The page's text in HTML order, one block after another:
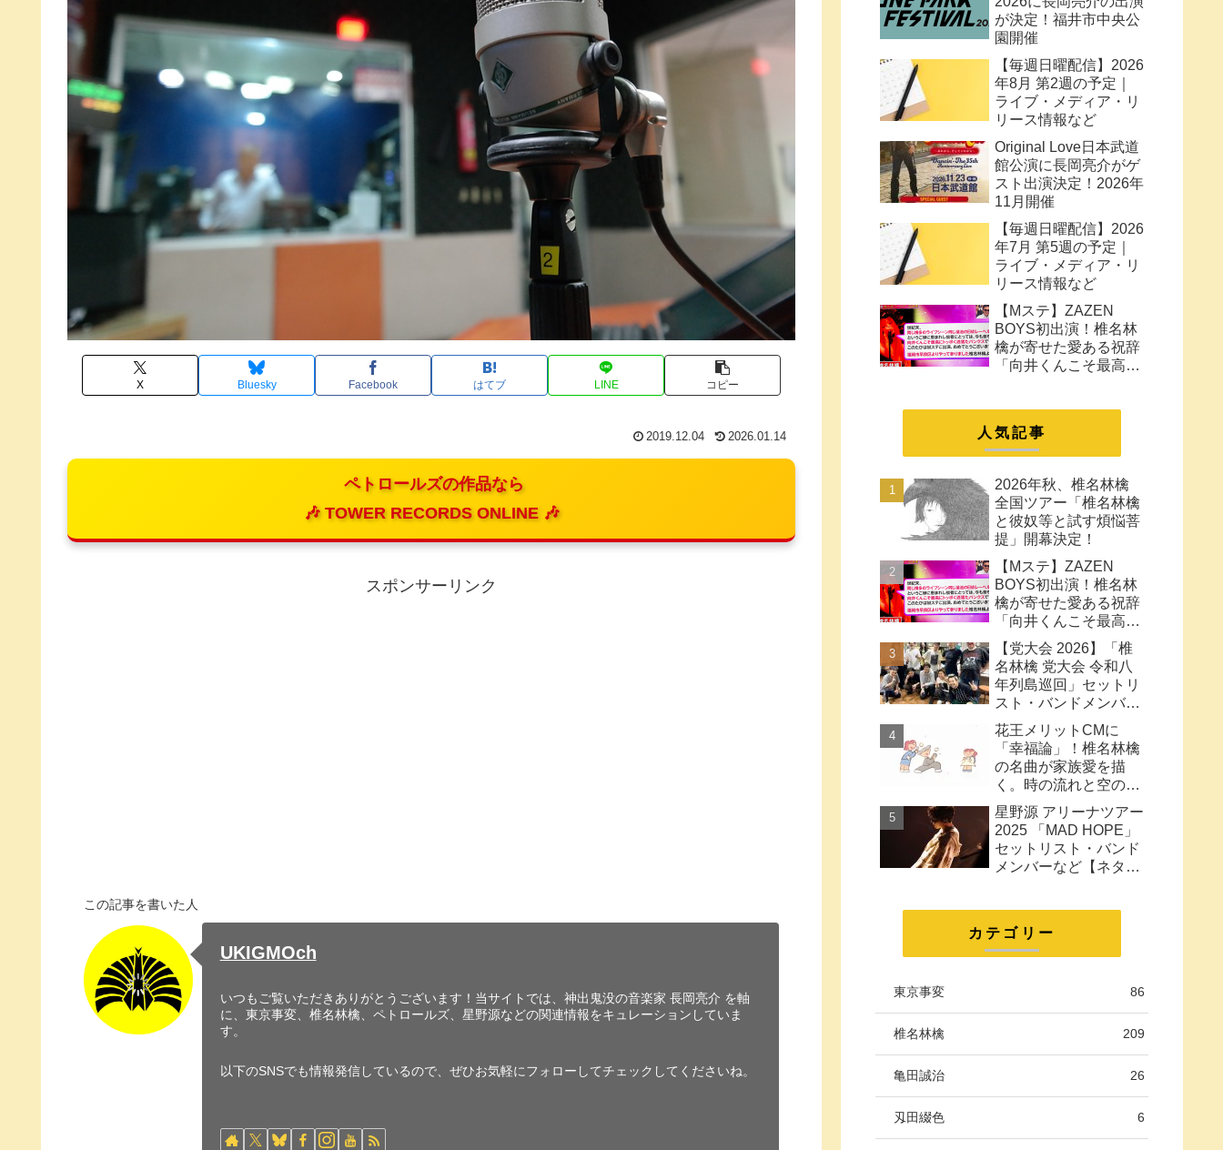
X Bluesky Facebook はてブ LINE コピー
2019.12.04 2026.01.14
ペトロールズの作品なら
🎶 TOWER RECORDS ONLINE 🎶
スポンサーリンク
この記事を書いた人
UKIGMOch
いつもご覧いただきありがとうございます！当サイトでは、神出鬼没の音楽家 長岡亮介 を軸
に、東京事変、椎名林檎、ペトロールズ、星野源などの関連情報をキュレーションしていま
す。
以下のSNSでも情報発信しているので、ぜひお気軽にフォローしてチェックしてくださいね。
が決定！福井市中央公
園開催
【毎週日曜配信】2026
年8月 第2週の予定｜
ライブ・メディア・リ
リース情報など
Original Love日本武道
館公演に長岡亮介がゲ
スト出演決定！2026年
11月開催
【毎週日曜配信】2026
年7月 第5週の予定｜
ライブ・メディア・リ
リース情報など
【Mステ】ZAZEN
BOYS初出演！椎名林
檎が寄せた愛ある祝辞
「向井くんこそ最高に
人気記事
2026年秋、椎名林檎
全国ツアー「椎名林檎
と彼奴等と試す煩悩菩
提」開幕決定！
【Mステ】ZAZEN
BOYS初出演！椎名林
檎が寄せた愛ある祝辞
「向井くんこそ最高に
トッポく洒落たパンク
ス」と密接なコラボ史
まとめ
【党大会 2026】「椎
名林檎 党大会 令和八
年列島巡回」セットリ
スト・バンドメンバー
など【ネタバレ注意】
花王メリットCMに
「幸福論」！椎名林檎
の名曲が家族愛を描
く。時の流れと空の色
に何も望みはしない様
に。
星野源 アリーナツアー
2025 「MAD HOPE」
セットリスト・バンド
メンバーなど【ネタバ
カテゴリー
東京事変 86
椎名林檎 209
亀田誠治 26
刄田綴色 6